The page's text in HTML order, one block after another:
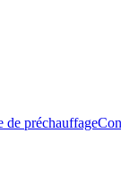
de préchauffage